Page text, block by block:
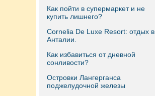
Как пойти в супермаркет и не
купить лишнего?
Сornelia De Luxe Resort: отдых в
Анталии.
Как избавиться от дневной
сонливости?
Островки Лангерганса
поджелудочной железы